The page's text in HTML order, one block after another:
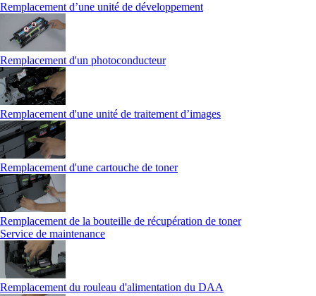
Remplacement d’une unité de développement
Remplacement d'un photoconducteur
Remplacement d'une unité de traitement d’images
Remplacement d'une cartouche de toner
Remplacement de la bouteille de récupération de toner
Service de maintenance
Remplacement du rouleau d'alimentation du DAA